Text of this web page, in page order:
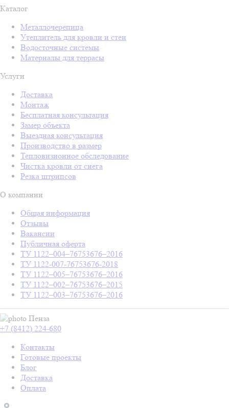
Каталог
Металлочерепица
Утеплитель для кровли и стен
Водосточные системы
Материалы для террасы
Услуги
Доставка
Монтаж
Бесплатная консультация
Замер объекта
Выездная консультация
Производство в размер
Тепловизионное обследование
Чистка кровли от снега
Резка штрипсов
О компании
Общая информация
Отзывы
Вакансии
Публичная оферта
ТУ 1122–004–76753676–2016
ТУ 1122-007-76753676-2018
ТУ 1122–005–76753676–2016
ТУ 1122–002–76753676–2015
ТУ 1122–003–76753676–2016
Пенза
+7 (8412) 224-680
Контакты
Готовые проекты
Блог
Доставка
Оплата